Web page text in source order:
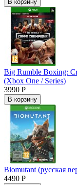
В корзину
Big Rumble Boxing:
(Xbox One / Series)
3990 Р
В корзину
Biomutant (русская
4490 Р